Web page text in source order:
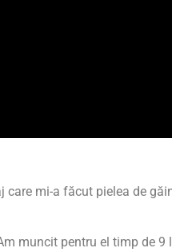
care mi-a făcut pielea de
muncit pentru el timp de 9